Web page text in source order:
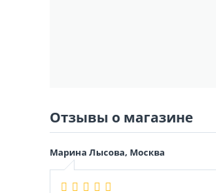
Отзывы о магазине
Марина Лысова, Москва